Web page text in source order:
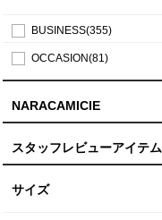
BUSINESS(355)
OCCASION(81)
NARACAMICIE
スタッフレビューアイテム
サイズ